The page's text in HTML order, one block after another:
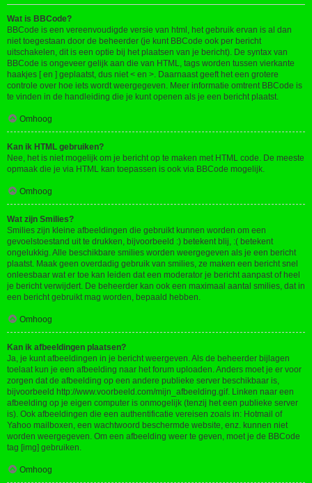
Wat is BBCode?
BBCode is een vereenvoudigde versie van html, het gebruik ervan is al dan
niet toegestaan door de beheerder (je kunt BBCode ook per bericht
uitschakelen, dit is een optie bij het plaatsen van je bericht). De syntax van
BBCode is ongeveer gelijk aan die van HTML, tags worden tussen vierkante
haakjes [ en ] geplaatst, dus niet < en >. Daarnaast geeft het een grotere
controle over hoe iets wordt weergegeven. Meer informatie omtrent BBCode is
te vinden in de handleiding die je kunt openen als je een bericht plaatst.
Omhoog
Kan ik HTML gebruiken?
Nee, het is niet mogelijk om je bericht op te maken met HTML code. De meeste
opmaak die je via HTML kan toepassen is ook via BBCode mogelijk.
Omhoog
Wat zijn Smilies?
Smilies zijn kleine afbeeldingen die gebruikt kunnen worden om een
gevoelstoestand uit te drukken, bijvoorbeeld :) betekent blij, :( betekent
ongelukkig. Alle beschikbare smilies worden weergegeven als je een bericht
plaatst. Maak geen overdadig gebruik van smilies, ze maken een bericht snel
onleesbaar wat er toe kan leiden dat een moderator je bericht aanpast of heel
je bericht verwijdert. De beheerder kan ook een maximaal aantal smilies, dat in
een bericht gebruikt mag worden, bepaald hebben.
Omhoog
Kan ik afbeeldingen plaatsen?
Ja, je kunt afbeeldingen in je bericht weergeven. Als de beheerder bijlagen
toelaat kun je een afbeelding naar het forum uploaden. Anders moet je er voor
zorgen dat de afbeelding op een andere publieke server beschikbaar is,
bijvoorbeeld http://www.voorbeeld.com/mijn_afbeelding.gif. Linken naar een
afbeelding op je eigen computer is onmogelijk (tenzij het een publieke server
is). Ook afbeeldingen die een authentificatie vereisen zoals in: Hotmail of
Yahoo mailboxen, een wachtwoord beschermde website, enz. kunnen niet
worden weergegeven. Om een afbeelding weer te geven, moet je de BBCode
tag [img] gebruiken.
Omhoog